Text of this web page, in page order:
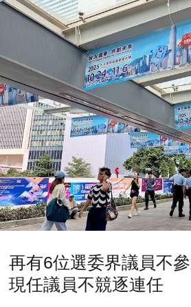
再有6位選委界議員不
現任議員不競逐連任